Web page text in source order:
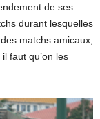
de ses
durant lesquelles
matchs amicaux,
faut qu’on les